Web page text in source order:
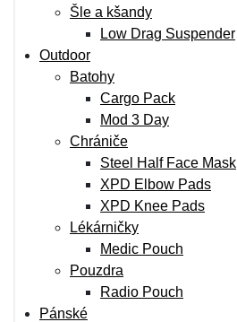
Šle a kšandy
Low Drag Suspender
Outdoor
Batohy
Cargo Pack
Mod 3 Day
Chrániče
Steel Half Face Mask
XPD Elbow Pads
XPD Knee Pads
Lékárničky
Medic Pouch
Pouzdra
Radio Pouch
Pánské